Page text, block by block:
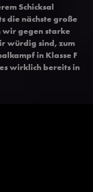
Schicksal
die nächste große
wir gegen starke
würdig sind, zum
in Klasse F
wirklich bereits in